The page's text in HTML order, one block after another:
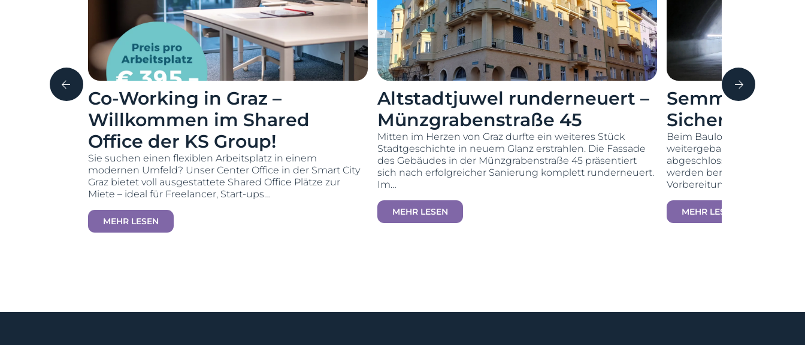
KS
Co-Working in Graz –
Willkommen im Shared
Office der KS Group!
Sie suchen einen flexiblen Arbeitsplatz in einem
modernen Umfeld? Unser Center Office in der Smart City
Graz bietet voll ausgestattete Shared Office Plätze zur
Miete – ideal für Freelancer, Start-ups…
MEHR LESEN
Altstadtjuwel runderneuert –
Münzgrabenstraße 45
Mitten im Herzen von Graz durfte ein weiteres Stück
Stadtgeschichte in neuem Glanz erstrahlen. Die Fassade
des Gebäudes in der Münzgrabenstraße 45 präsentiert
sich nach erfolgreicher Sanierung komplett runderneuert.
Im…
MEHR LESEN
Semmering-
Sicher durch
Beim Baulos 2.1 des
weitergebaut: Der
abgeschlossen. Die
werden bereits betoniert, im
Vorbereitungen. Die…
MEHR LESEN